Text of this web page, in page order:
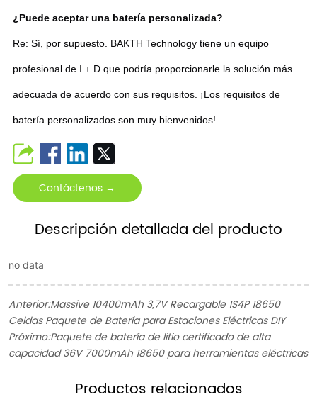
¿Puede aceptar una batería personalizada?
Re: Sí, por supuesto. BAKTH Technology tiene un equipo
profesional de I + D que podría proporcionarle la solución más
adecuada de acuerdo con sus requisitos. ¡Los requisitos de
batería personalizados son muy bienvenidos!
Contáctenos →
Descripción detallada del producto
no data
Anterior:Massive 10400mAh 3,7V Recargable 1S4P 18650
Celdas Paquete de Batería para Estaciones Eléctricas DIY
Próximo:Paquete de batería de litio certificado de alta
capacidad 36V 7000mAh 18650 para herramientas eléctricas
ㅤProductos relacionados